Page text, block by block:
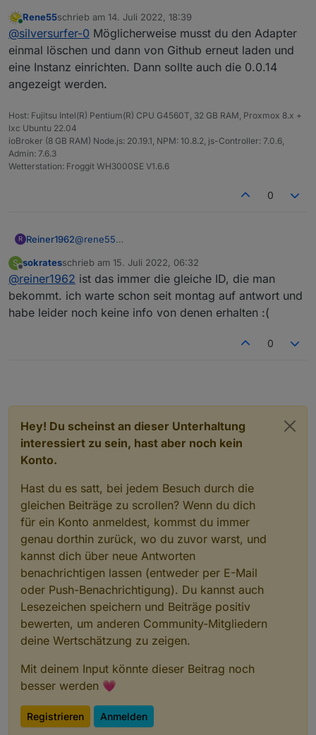
Online
Rene55schrieb am 14. Juli 2022, 18:39
zuletzt editiert von
@silversurfer-0 Möglicherweise musst du den Adapter
einmal löschen und dann von Github erneut laden und
eine Instanz einrichten. Dann sollte auch die 0.0.14
angezeigt werden.
Host: Fujitsu Intel(R) Pentium(R) CPU G4560T, 32 GB RAM, Proxmox 8.x +
lxc Ubuntu 22.04
ioBroker (8 GB RAM) Node.js: 20.19.1, NPM: 10.8.2, js-Controller: 7.0.6,
Admin: 7.6.3
Wetterstation: Froggit WH3000SE V1.6.6
0
R Reiner1962@rene55
dann sende ich Dir app_id & app_secret . Sollte
reichen :-)
S
Offline
sokratesschrieb am 15. Juli 2022, 06:32
zuletzt editiert von
@reiner1962 ist das immer die gleiche ID, die man
bekommt. ich warte schon seit montag auf antwort und
habe leider noch keine info von denen erhalten :(
0
Hey! Du scheinst an dieser Unterhaltung
interessiert zu sein, hast aber noch kein
Konto.
Hast du es satt, bei jedem Besuch durch die
gleichen Beiträge zu scrollen? Wenn du dich
für ein Konto anmeldest, kommst du immer
genau dorthin zurück, wo du zuvor warst, und
kannst dich über neue Antworten
benachrichtigen lassen (entweder per E-Mail
oder Push-Benachrichtigung). Du kannst auch
Lesezeichen speichern und Beiträge positiv
bewerten, um anderen Community-Mitgliedern
deine Wertschätzung zu zeigen.
Mit deinem Input könnte dieser Beitrag noch
besser werden 💗
Registrieren Anmelden